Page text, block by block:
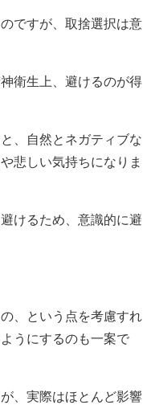
ですが、取捨選択は意
衛生上、避けるのが得
、自然とネガティブな
悲しい気持ちになりま
けるため、意識的に避
、という点を考慮すれ
うにするのも一案で
、実際はほとんど影響